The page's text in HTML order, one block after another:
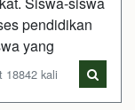
pendidikan
yang
18842 kali